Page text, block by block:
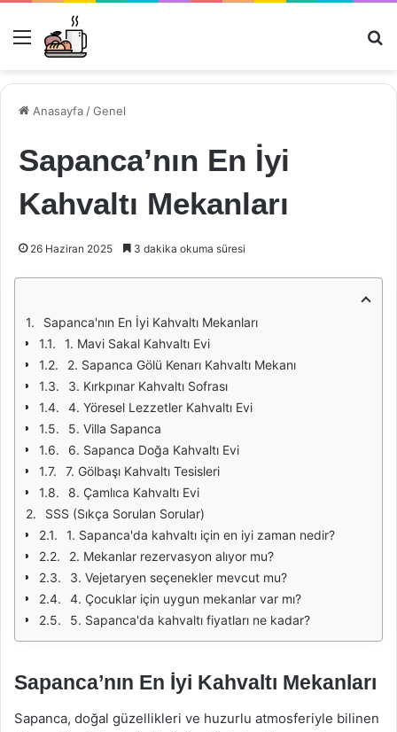
Menü
Anasayfa /Genel
Sapanca’nın En İyi
Kahvaltı Mekanları
26 Haziran 2025 3 dakika okuma süresi
Sapanca'nın En İyi Kahvaltı Mekanları
1. Mavi Sakal Kahvaltı Evi
2. Sapanca Gölü Kenarı Kahvaltı Mekanı
3. Kırkpınar Kahvaltı Sofrası
4. Yöresel Lezzetler Kahvaltı Evi
5. Villa Sapanca
6. Sapanca Doğa Kahvaltı Evi
7. Gölbaşı Kahvaltı Tesisleri
8. Çamlıca Kahvaltı Evi
SSS (Sıkça Sorulan Sorular)
1. Sapanca'da kahvaltı için en iyi zaman nedir?
2. Mekanlar rezervasyon alıyor mu?
3. Vejetaryen seçenekler mevcut mu?
4. Çocuklar için uygun mekanlar var mı?
5. Sapanca'da kahvaltı fiyatları ne kadar?
Sapanca’nın En İyi Kahvaltı Mekanları
Sapanca, doğal güzellikleri ve huzurlu atmosferiyle bilinen